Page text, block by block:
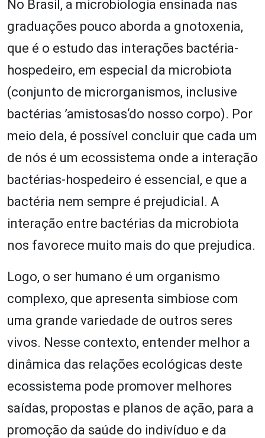
No Brasil, a microbiologia ensinada nas
graduações pouco aborda a gnotoxenia,
que é o estudo das interações bactéria-
hospedeiro, em especial da microbiota
(conjunto de microrganismos, inclusive
bactérias ’amistosas‘do nosso corpo). Por
meio dela, é possível concluir que cada um
de nós é um ecossistema onde a interação
bactérias-hospedeiro é essencial, e que a
bactéria nem sempre é prejudicial. A
interação entre bactérias da microbiota
nos favorece muito mais do que prejudica.
Logo, o ser humano é um organismo
complexo, que apresenta simbiose com
uma grande variedade de outros seres
vivos. Nesse contexto, entender melhor a
dinâmica das relações ecológicas deste
ecossistema pode promover melhores
saídas, propostas e planos de ação, para a
promoção da saúde do indivíduo e da